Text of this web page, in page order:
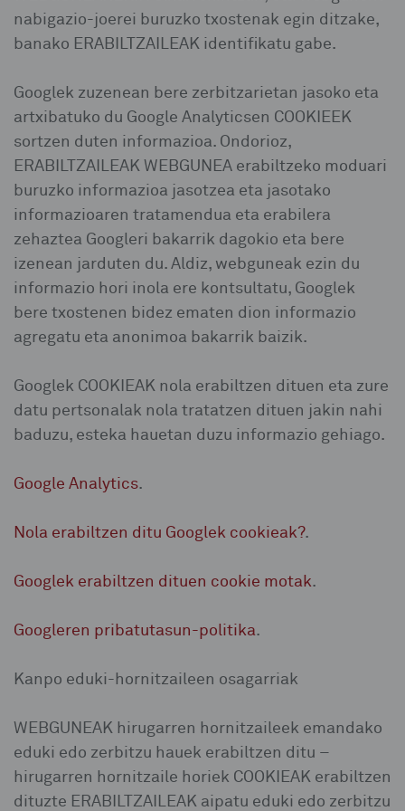
nabigazio-joerei buruzko txostenak egin ditzake,
banako ERABILTZAILEAK identifikatu gabe.
Googlek zuzenean bere zerbitzarietan jasoko eta
artxibatuko du Google Analyticsen COOKIEEK
sortzen duten informazioa. Ondorioz,
ERABILTZAILEAK WEBGUNEA erabiltzeko moduari
buruzko informazioa jasotzea eta jasotako
informazioaren tratamendua eta erabilera
zehaztea Googleri bakarrik dagokio eta bere
izenean jarduten du. Aldiz, webguneak ezin du
informazio hori inola ere kontsultatu, Googlek
bere txostenen bidez ematen dion informazio
agregatu eta anonimoa bakarrik baizik.
Googlek COOKIEAK nola erabiltzen dituen eta zure
datu pertsonalak nola tratatzen dituen jakin nahi
baduzu, esteka hauetan duzu informazio gehiago.
Google Analytics.
Nola erabiltzen ditu Googlek cookieak?.
Googlek erabiltzen dituen cookie motak.
Googleren pribatutasun-politika.
Kanpo eduki-hornitzaileen osagarriak
WEBGUNEAK hirugarren hornitzaileek emandako
eduki edo zerbitzu hauek erabiltzen ditu –
hirugarren hornitzaile horiek COOKIEAK erabiltzen
dituzte ERABILTZAILEAK aipatu eduki edo zerbitzu